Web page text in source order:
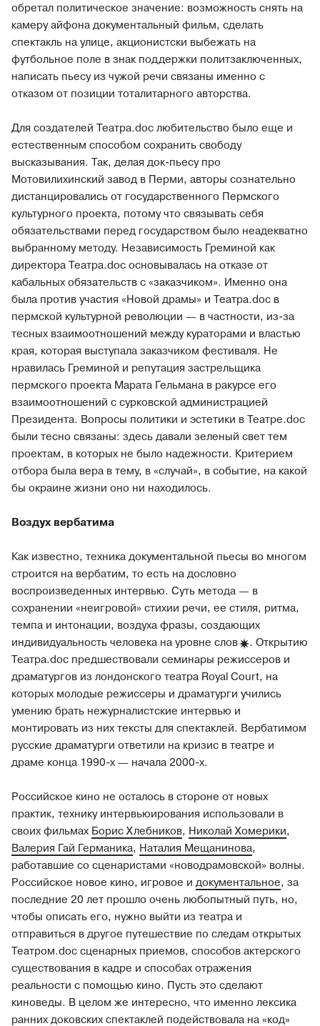
обретал политическое значение: возможность снять на
камеру айфона документальный фильм, сделать
спектакль на улице, акционистски выбежать на
футбольное поле в знак поддержки политзаключенных,
написать пьесу из чужой речи связаны именно с
отказом от позиции тоталитарного авторства.
Для создателей Театра.doc любительство было еще и
естественным способом сохранить свободу
высказывания. Так, делая док-пьесу про
Мотовилихинский завод в Перми, авторы сознательно
дистанцировались от государственного Пермского
культурного проекта, потому что связывать себя
обязательствами перед государством было неадекватно
выбранному методу. Независимость Греминой как
директора Театра.doc основывалась на отказе от
кабальных обязательств с «заказчиком». Именно она
была против участия «Новой драмы» и Театра.doc в
пермской культурной революции — в частности, из-за
тесных взаимоотношений между кураторами и властью
края, которая выступала заказчиком фестиваля. Не
нравилась Греминой и репутация застрельщика
пермского проекта Марата Гельмана в ракурсе его
взаимоотношений с сурковской администрацией
Президента. Вопросы политики и эстетики в Театре.doc
были тесно связаны: здесь давали зеленый свет тем
проектам, в которых не было надежности. Критерием
отбора была вера в тему, в «случай», в событие, на какой
бы окраине жизни оно ни находилось.
Воздух вербатима
Как известно, техника документальной пьесы во многом
строится на вербатим, то есть на дословно
воспроизведенных интервью. Суть метода — в
сохранении «неигровой» стихии речи, ее стиля, ритма,
темпа и интонации, воздуха фразы, создающих
индивидуальность человека на уровне слов
. Открытию
Театра.doc предшествовали семинары режиссеров и
драматургов из лондонского театра Royal Court, на
которых молодые режиссеры и драматурги учились
умению брать нежурналистские интервью и
монтировать из них тексты для спектаклей. Вербатимом
русские драматурги ответили на кризис в театре и
драме конца 1990-х — начала 2000-х.
Российское кино не осталось в стороне от новых
практик, технику интервьюирования использовали в
своих фильмах Борис Хлебников, Николай Хомерики,
Валерия Гай Германика, Наталия Мещанинова,
работавшие со сценаристами «новодрамовской» волны.
Российское новое кино, игровое и документальное, за
последние 20 лет прошло очень любопытный путь, но,
чтобы описать его, нужно выйти из театра и
отправиться в другое путешествие по следам открытых
Театром.doc сценарных приемов, способов актерского
существования в кадре и способах отражения
реальности с помощью кино. Пусть это сделают
киноведы. В целом же интересно, что именно лексика
ранних доковских спектаклей подействовала на «код»